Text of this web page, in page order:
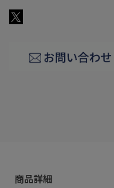
商品詳細